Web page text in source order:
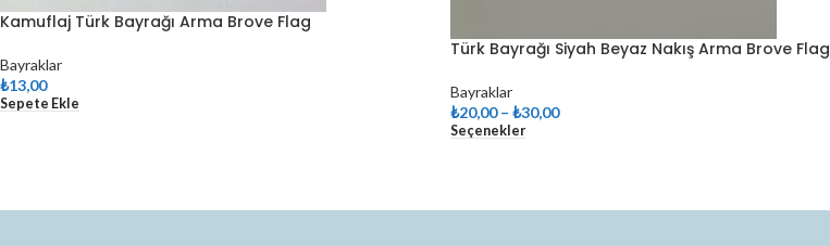
Kamuflaj Türk Bayrağı Arma Brove Flag
Bayraklar
₺13,00
Sepete Ekle
Türk Bayrağı Siyah Beyaz Nakış Arma Brove Flag
Bayraklar
₺20,00 – ₺30,00
Seçenekler